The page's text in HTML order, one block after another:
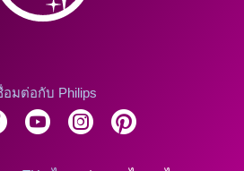
อมต่อกับ Philips